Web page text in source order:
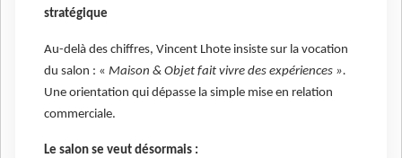
stratégique
Au-delà des chiffres, Vincent Lhote insiste sur la vocation
du salon : « Maison & Objet fait vivre des expériences ».
Une orientation qui dépasse la simple mise en relation
commerciale.
Le salon se veut désormais :